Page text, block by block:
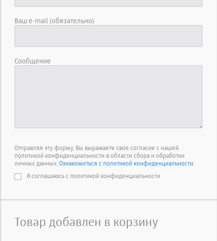
Ваш e-mail (обязательно)
Сообщение
Отправляя эту форму, Вы выражаете свое согласие с нашей
политикой конфиденциальности в области сбора и обработки
личных данных. Ознакомиться с политикой конфиденциальности.
Я соглашаюсь с политикой конфиденциальности
Товар добавлен в корзину